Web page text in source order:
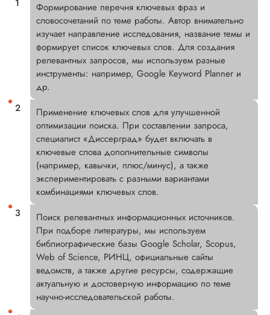
Формирование перечня ключевых фраз и
словосочетаний по теме работы. Автор внимательно
изучает направление исследования, название темы и
формирует список ключевых слов. Для создания
релевантных запросов, мы используем разные
инструменты: например, Google Keyword Planner и
др.
Применение ключевых слов для улучшенной
оптимизации поиска. При составлении запроса,
специалист «Диссерград» будет включать в
ключевые слова дополнительные символы
(например, кавычки, плюс/минус), а также
экспериментировать с разными вариантами
комбинациями ключевых слов.
Поиск релевантных информационных источников.
При подборе литературы, мы используем
библиографические базы Google Scholar, Scopus,
Web of Science, РИНЦ, официальные сайты
ведомств, а также другие ресурсы, содержащие
актуальную и достоверную информацию по теме
научно-исследовательской работы.